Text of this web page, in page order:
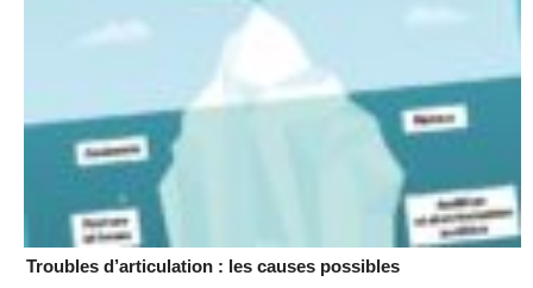
Troubles d’articulation : les causes possibles